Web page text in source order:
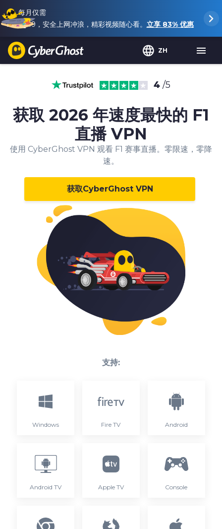
每月仅需
$2.19 ，安全上网冲浪，精彩视频随心看。 立享 83%优惠
ZH
4 /5
获取 2026 年速度最快的 F1
直播 VPN
使用 CyberGhost VPN 观看 F1 赛事直播。零限速，零降
速。
获取CyberGhost VPN
支持:
Windows Fire TV Android
Android TV Apple TV Console